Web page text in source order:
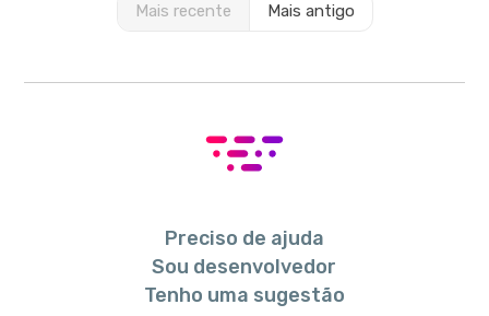
Mais recente Mais antigo
Preciso de ajuda
Sou desenvolvedor
Tenho uma sugestão